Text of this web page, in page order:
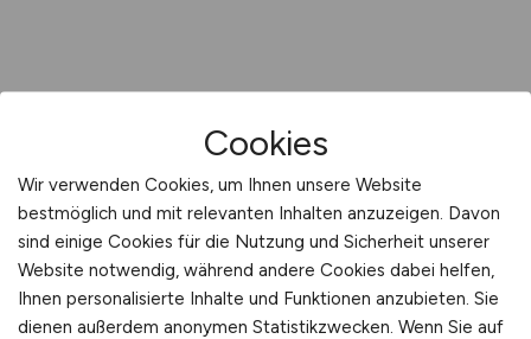
Cookies
Wir verwenden Cookies, um Ihnen unsere Website
bestmöglich und mit relevanten Inhalten anzuzeigen. Davon
sind einige Cookies für die Nutzung und Sicherheit unserer
Website notwendig, während andere Cookies dabei helfen,
Ihnen personalisierte Inhalte und Funktionen anzubieten. Sie
dienen außerdem anonymen Statistikzwecken. Wenn Sie auf